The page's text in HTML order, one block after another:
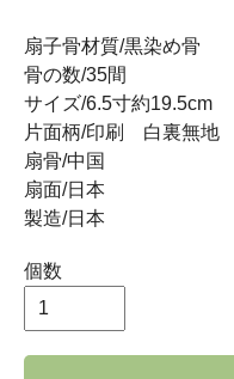
扇子骨材質/黒染め骨
骨の数/35間
サイズ/6.5寸約19.5cm
片面柄/印刷 白裏無地
扇骨/中国
扇面/日本
製造/日本
個数